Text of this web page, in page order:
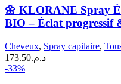
KLORANE
Spray
Éclaircissant
la
Camomille
BIO
🌼 KLORANE Spray
BIO – Éclat progressif
Cheveux, Spray capilaire,
د.م.173.50
-33%